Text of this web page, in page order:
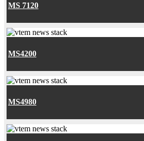
MS 7120
MS4200
MS4980